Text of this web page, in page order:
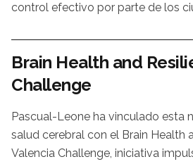
control efectivo por parte de los
Brain Health and
Challenge
Pascual-Leone ha vinculado esta
salud cerebral con el Brain Health
Valencia Challenge, iniciativa